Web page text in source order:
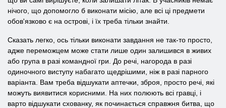
нічого, що допомогло б виконати місію, але всі ці предмети
обов'язково є на острові, і їх треба тільки знайти.
Сказать легко, ось тільки виконати завдання не так-то просто,
адже переможцем може стати лише один залишився в живих
або група в разі командної гри. До речі, нагорода в разі
одиночного виступу набагато щедрішими, ніж в разі парного
варіанта. Вам треба відшукати аптечки, зброя, просто речі, які
можуть виявитися корисними. На них полюють всі гравці, і
варто відшукати схованку, як починається справжня битва, що